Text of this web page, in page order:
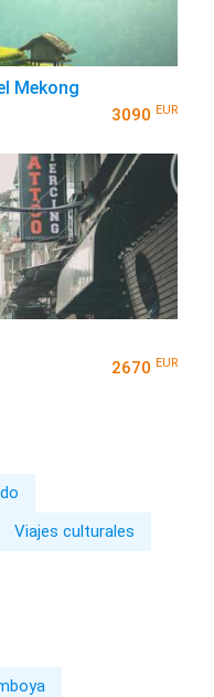
Mekong
3090 EUR
2670 EUR
Viajes culturales